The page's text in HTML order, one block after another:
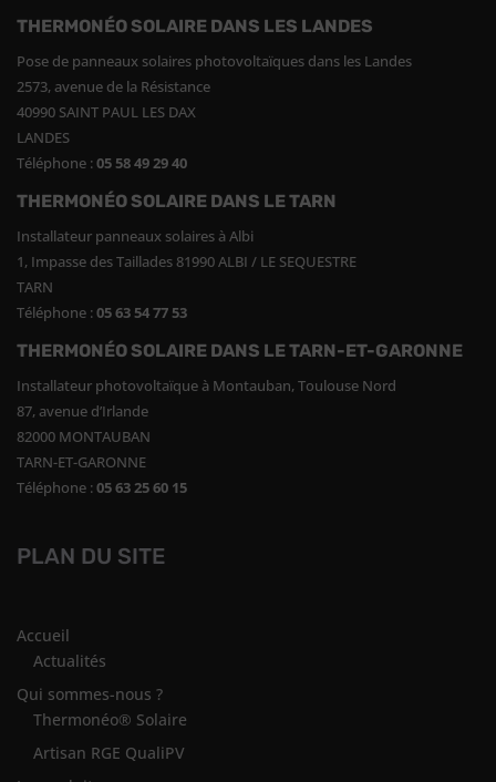
THERMONÉO SOLAIRE DANS LES LANDES
Pose de panneaux solaires photovoltaïques dans les Landes
2573, avenue de la Résistance
40990 SAINT PAUL LES DAX
LANDES
Téléphone :05 58 49 29 40
THERMONÉO SOLAIRE DANS LE TARN
Installateur panneaux solaires à Albi
1, Impasse des Taillades 81990 ALBI / LE SEQUESTRE
TARN
Téléphone :05 63 54 77 53
THERMONÉO SOLAIRE DANS LE TARN-ET-GARONNE
Installateur photovoltaïque à Montauban, Toulouse Nord
87, avenue d’Irlande
82000 MONTAUBAN
TARN-ET-GARONNE
Téléphone :05 63 25 60 15
PLAN DU SITE
Accueil
Actualités
Qui sommes-nous ?
Thermonéo® Solaire
Artisan RGE QualiPV